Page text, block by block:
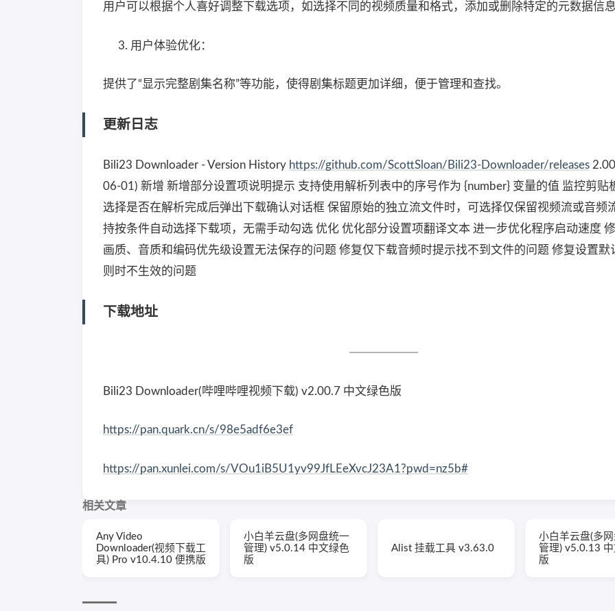
用户可以根据个人喜好调整下载选项，如选择不同的视频质量和格式，添加或删除特定的元数据信
用户体验优化：
提供了“显示完整剧集名称”等功能，使得剧集标题更加详细，便于管理和查找。
更新日志
Bili23 Downloader - Version History https://github.com/ScottSloan/Bili23-Downloader/releases
06-01) 新增 新增部分设置项说明提示 支持使用解析列表中的序号作为 {number} 变量的值 监控剪贴
选择是否在解析完成后弹出下载确认对话框 保留原始的独立流文件时，可选择仅保留视频流或音频
持按条件自动选择下载项，无需手动勾选 优化 优化部分设置项翻译文本 进一步优化程序启动速度
画质、音质和编码优先级设置无法保存的问题 修复仅下载音频时提示找不到文件的问题 修复设置默
则时不生效的问题
下载地址
Bili23 Downloader(哔哩哔哩视频下载) v2.00.7 中文绿色版
https://pan.quark.cn/s/98e5adf6e3ef
https://pan.xunlei.com/s/VOu1iB5U1yv99JfLEeXvcJ23A1?pwd=nz5b#
相关文章
Any Video
Downloader(视频下载工
具) Pro v10.4.10 便携版
小白羊云盘(多网盘统一
管理) v5.0.14 中文绿色
版
Alist 挂载工具 v3.63.0
小白羊云盘(多
管理) v5.0.13
版